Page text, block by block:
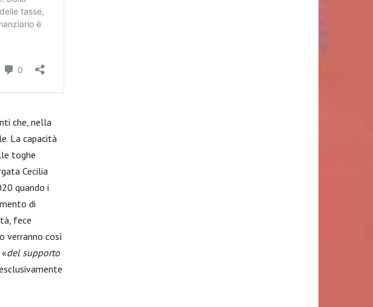
che, nella
La capacità
toghe
Cecilia
quando i
di
fece
verranno così
del supporto